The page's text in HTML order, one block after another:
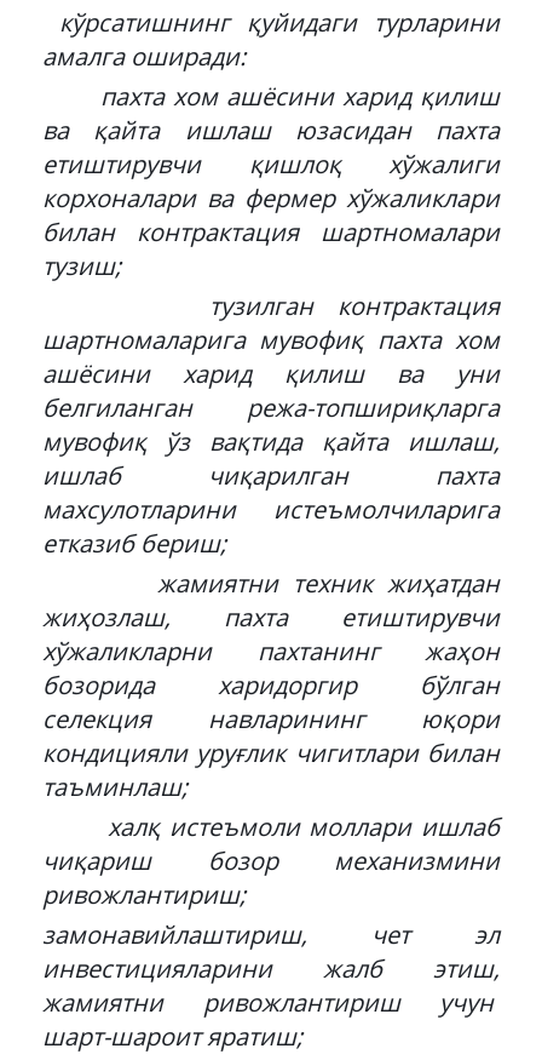
кўрсатишнинг қуйидаги турларини
амалга оширади:
пахта хом ашёсини харид қилиш
ва қайта ишлаш юзасидан пахта
етиштирувчи қишлоқ хўжалиги
корхоналари ва фермер хўжаликлари
билан контрактация шартномалари
тузиш;
тузилган контрактация
шартномаларига мувофиқ пахта хом
ашёсини харид қилиш ва уни
белгиланган режа-топшириқларга
мувофиқ ўз вақтида қайта ишлаш,
ишлаб чиқарилган пахта
махсулотларини истеъмолчиларига
етказиб бериш;
жамиятни техник жиҳатдан
жиҳозлаш, пахта етиштирувчи
хўжаликларни пахтанинг жаҳон
бозорида харидоргир бўлган
селекция навларининг юқори
кондицияли уруғлик чигитлари билан
таъминлаш;
халқ истеъмоли моллари ишлаб
чиқариш бозор механизмини
ривожлантириш;
замонавийлаштириш, чет эл
инвестицияларини жалб этиш,
жамиятни ривожлантириш учун
шарт-шароит яратиш;